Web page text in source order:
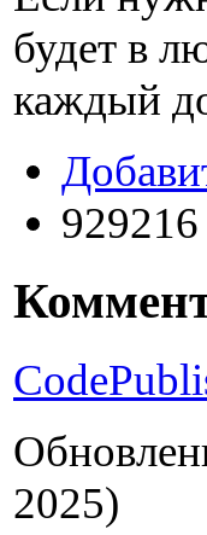
будет в
каждый
2025)